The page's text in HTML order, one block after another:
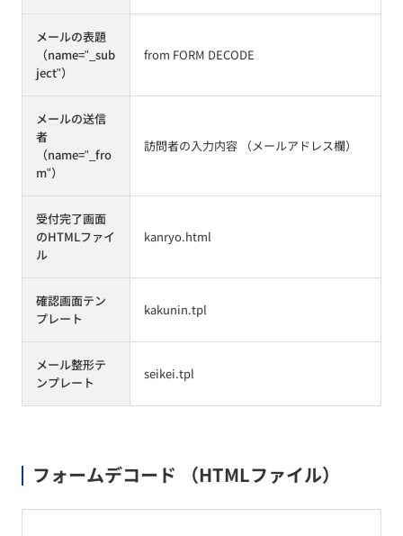
メールの表題
（name="_sub
ject"）
from FORM DECODE
メールの送信
者
（name="_fro
m"）
訪問者の入力内容 （メールアドレス欄）
受付完了画面
のHTMLファイ
ル
kanryo.html
確認画面テン
プレート
kakunin.tpl
メール整形テ
ンプレート
seikei.tpl
フォームデコード （HTMLファイル）